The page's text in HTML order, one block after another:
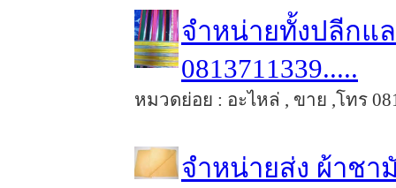
จำหน่ายทั้งปลีกแ
0813711339.....
หมวดย่อย : อะไหล่ , ขาย ,โทร
จำหน่ายส่ง ผ้าชา